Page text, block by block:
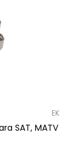
EK
SAT, MATV